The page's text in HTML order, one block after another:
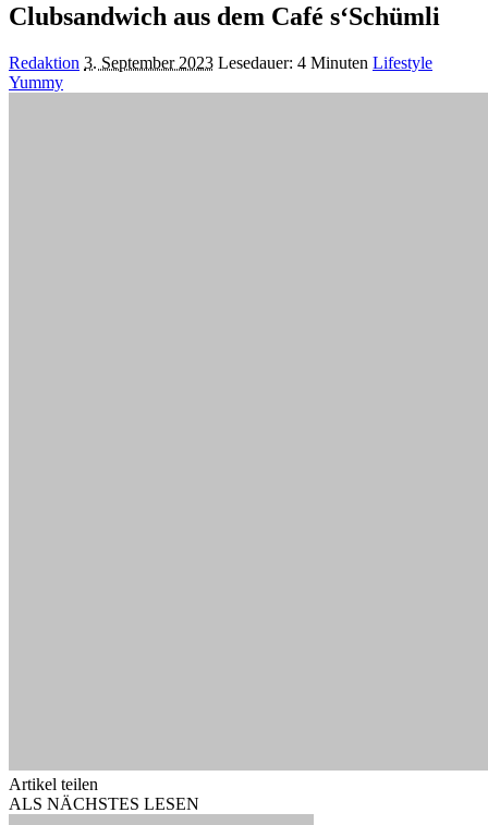
Clubsandwich aus dem Café s‘Schümli
Posted
by
Redaktion 3. September 2023 Lesedauer: 4 Minuten Lifestyle
Yummy
Artikel teilen
ALS NÄCHSTES LESEN